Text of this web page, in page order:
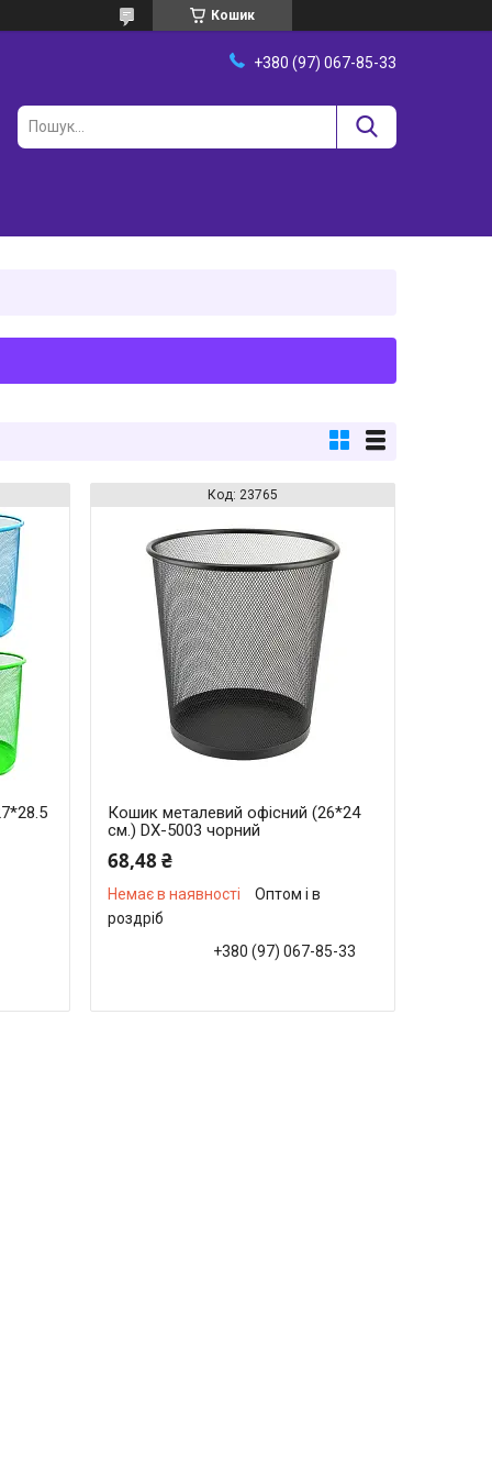
Кошик
+380 (97) 067-85-33
23765
Кошик металевий офісний (26*24
см.) DX-5003 чорний
68,48 ₴
Немає в наявності
Оптом і в
роздріб
+380 (97) 067-85-33